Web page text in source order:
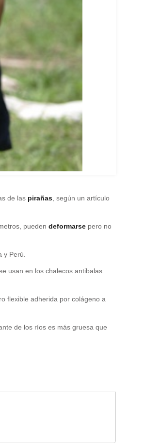
de las pirañas , según un artículo
pueden deformarse pero no
y Perú.
usan en los chalecos antibalas
flexible adherida por colágeno a
de los ríos es más gruesa que